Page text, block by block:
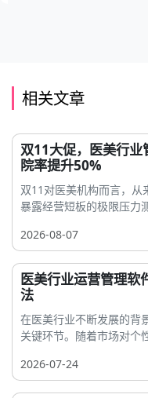
相关文章
双11大促，医美行业
院率提升50%
双11对医美机构而言，从
暴露经营短板的极限压力
2026-08-07
医美行业运营管理软
法
在医美行业不断发展的背
关键环节。随着市场对个
2026-07-24